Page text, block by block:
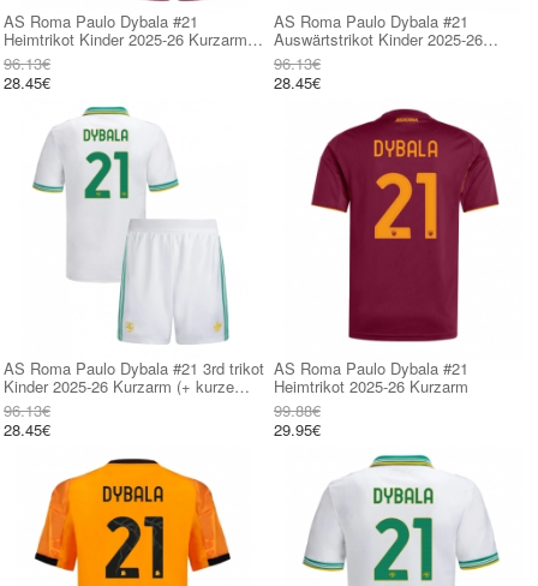
AS Roma Paulo Dybala #21
Heimtrikot Kinder 2025-26 Kurzarm
(+ kurze hosen)
96.13€
28.45€
AS Roma Paulo Dybala #21
Auswärtstrikot Kinder 2025-26
Kurzarm (+ kurze hosen)
96.13€
28.45€
AS Roma Paulo Dybala #21 3rd trikot
Kinder 2025-26 Kurzarm (+ kurze
hosen)
96.13€
28.45€
AS Roma Paulo Dybala #21
Heimtrikot 2025-26 Kurzarm
99.88€
29.95€